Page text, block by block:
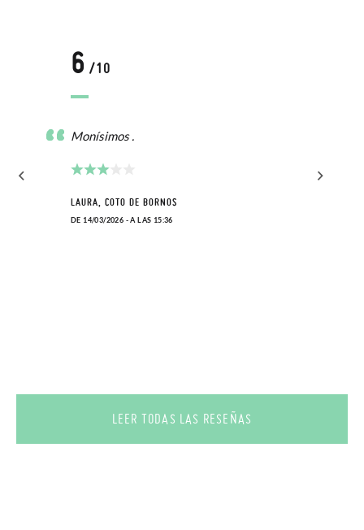
6 /10
Monísimos .
LAURA, COTO DE BORNOS
DE 14/03/2026 - A LAS 15:36
LEER TODAS LAS RESEÑAS